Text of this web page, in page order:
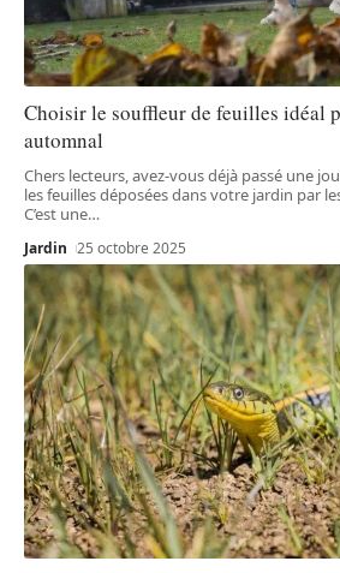
Choisir le souffleur de feuilles idéal
automnal
Chers lecteurs, avez-vous déjà passé une
les feuilles déposées dans votre jardin par
C’est une…
Jardin 25 octobre 2025